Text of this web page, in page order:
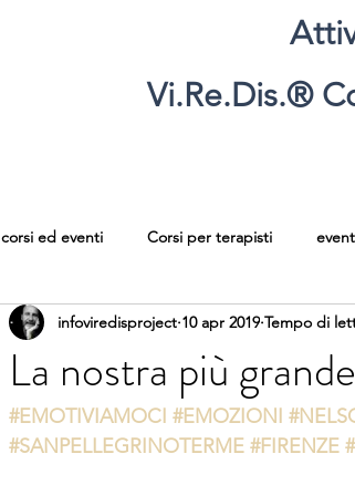
Vi.Re.Dis.®
corsi ed eventi Corsi per terapisti
La nostra più
infoviredisproject 10 apr 2019 Tempo di
#EMOTIVIAMOCI #EMOZIONI
#SANPELLEGRINOTERME #FIRENZE